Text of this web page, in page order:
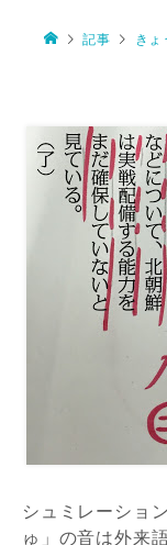
記事 きょ
シュミレーショ
ゅ」の音は外来